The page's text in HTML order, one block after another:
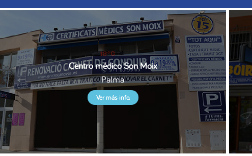
Centro médico Son Moix
Palma
Ver más info.